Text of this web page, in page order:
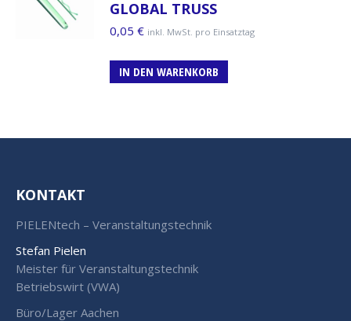
GLOBAL TRUSS
0,05 € inkl. MwSt. pro Einsatztag
IN DEN WARENKORB
KONTAKT
PIELENtech – Veranstaltungstechnik
Stefan Pielen
Meister für Veranstaltungstechnik
Betriebswirt (VWA)
Büro/Lager Aachen